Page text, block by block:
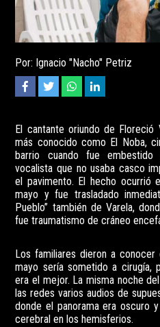
Por: Ignacio "Nacho" Petriz
El cantante oriundo de Floreció
más conocido como El Noba,
barrio cuando fue
vocalista que no usaba casco
el pavimento. El hecho ocurrió
mayo y fue trasladado
Pueblo” también de Varela,
fue traumatismo de cráneo
Los familiares dieron a
mayo sería sometido a cirugía,
era el mejor. La misma noche
las redes varios audios de
donde el panorama era oscuro
cerebral en los hemisferios.